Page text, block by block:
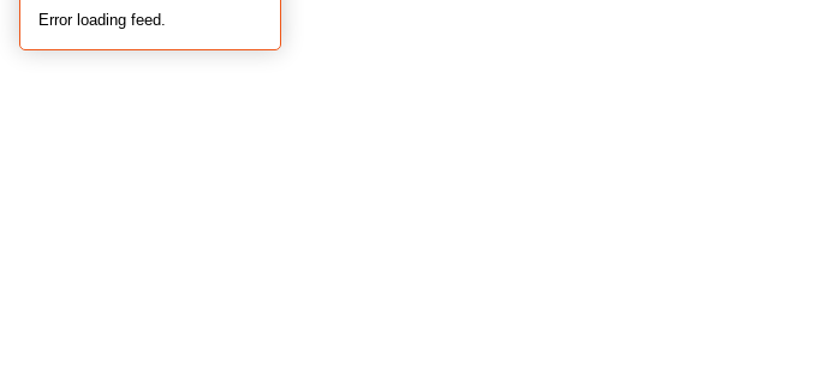
Error loading feed.